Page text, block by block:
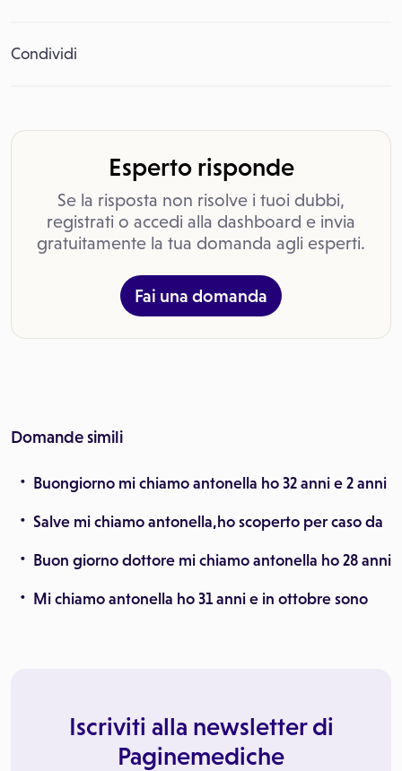
Condividi
Esperto risponde
Se la risposta non risolve i tuoi dubbi,
registrati o accedi alla dashboard e invia
gratuitamente la tua domanda agli esperti.
Fai una domanda
Domande simili
Buongiorno mi chiamo antonella ho 32 anni e 2 anni
Salve mi chiamo antonella,ho scoperto per caso da
Buon giorno dottore mi chiamo antonella ho 28 anni
Mi chiamo antonella ho 31 anni e in ottobre sono
Iscriviti alla newsletter di
Paginemediche